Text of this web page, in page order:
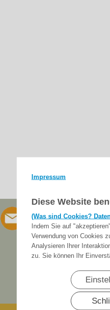
Impressum
Diese Website
(Was sind Cookies?
Indem Sie auf
Verwendung von Cookies
Analysieren Ihrer
zu. Sie können Ihr